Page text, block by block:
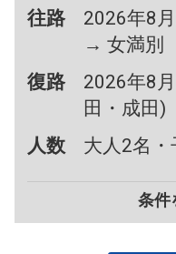
往路
2026年8
→ 女満別
復路
2026年8
田・成田)
人数
大人2名・
条件